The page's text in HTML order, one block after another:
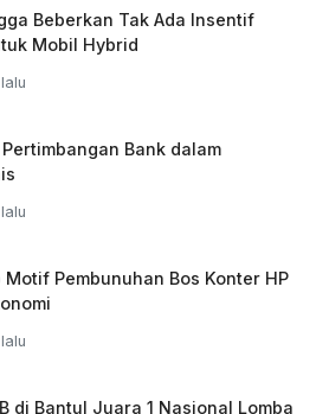
Beberkan Tak Ada Insentif
Mobil Hybrid
Bank dalam
Pembunuhan Bos Konter HP
di Bantul Juara 1 Nasional Lomba